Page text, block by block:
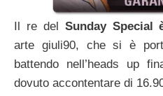
Il re del Sunday Special
arte giuli90, che si è
battendo nell’heads up
dovuto accontentare di